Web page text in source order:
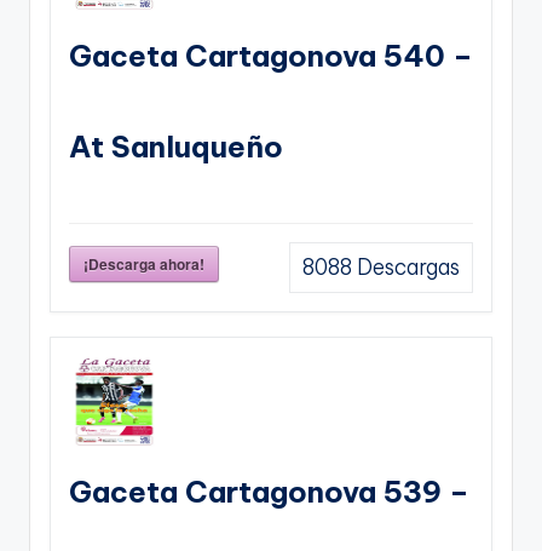
Gaceta Cartagonova 540 –
At Sanluqueño
¡Descarga ahora! 8088 Descargas
Gaceta Cartagonova 539 –